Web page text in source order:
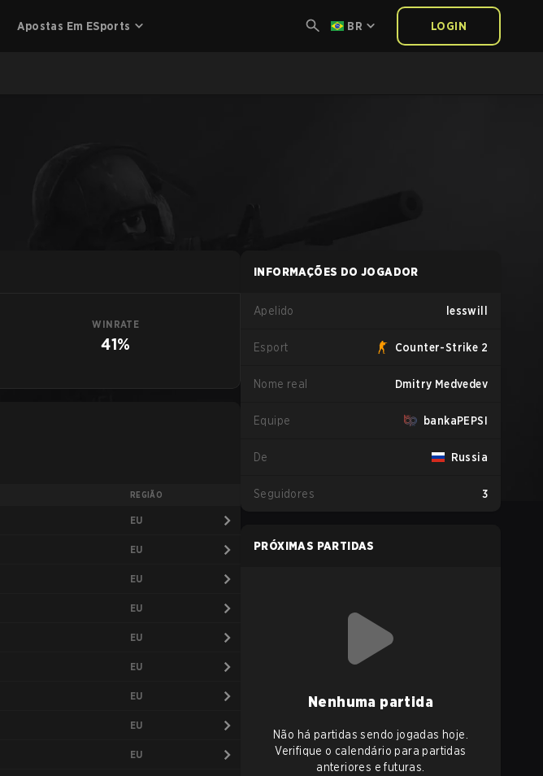
Apostas Em ESports BR LOGIN
WINRATE
41%
REGIÃO
EU
EU
EU
EU
EU
EU
EU
EU
EU
INFORMAÇÕES DO JOGADOR
Apelido lesswill
Esport Counter-Strike 2
Nome real Dmitry Medvedev
Equipe bankaPEPSI
De Russia
Seguidores 3
PRÓXIMAS PARTIDAS
Nenhuma partida
Não há partidas sendo jogadas hoje.
Verifique o calendário para partidas
anteriores e futuras.